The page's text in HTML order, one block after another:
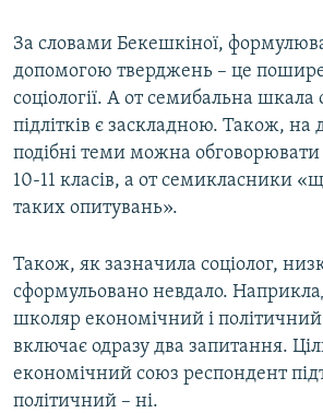
За словами Бекешкіної,
допомогою тверджень – це
соціології. А от семибальна
підлітків є заскладною. Також, на
подібні теми можна
10-11 класів, а от семикласники
таких опитувань».
Також, як зазначила соціолог,
сформульовано невдало.
школяр економічний і політичний
включає одразу два запитання.
економічний союз респондент
політичний – ні.